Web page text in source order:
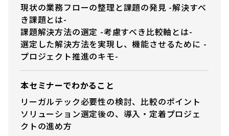
現状の業務フローの整理と課題の発見 -解決すべ
き課題とは-
課題解決方法の選定 -考慮すべき比較軸とは-
選定した解決方法を実現し、機能させるために -
プロジェクト推進のキモ-
本セミナーでわかること
リーガルテック必要性の検討、比較のポイント
ソリューション選定後の、導入・定着プロジェ
クトの進め方